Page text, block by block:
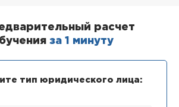
расчет
за 1 минуту
тип юридического лица: